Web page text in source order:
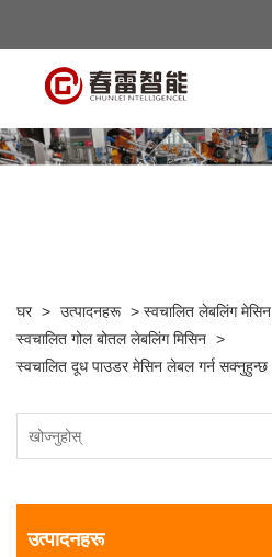
घर > उत्पादनहरू > स्वचालित लेबलिंग मेसिन
स्वचालित गोल बोतल लेबलिंग मिसिन >
स्वचालित दूध पाउडर मेसिन लेबल गर्न सक्नुहुन्छ
उत्पादनहरू